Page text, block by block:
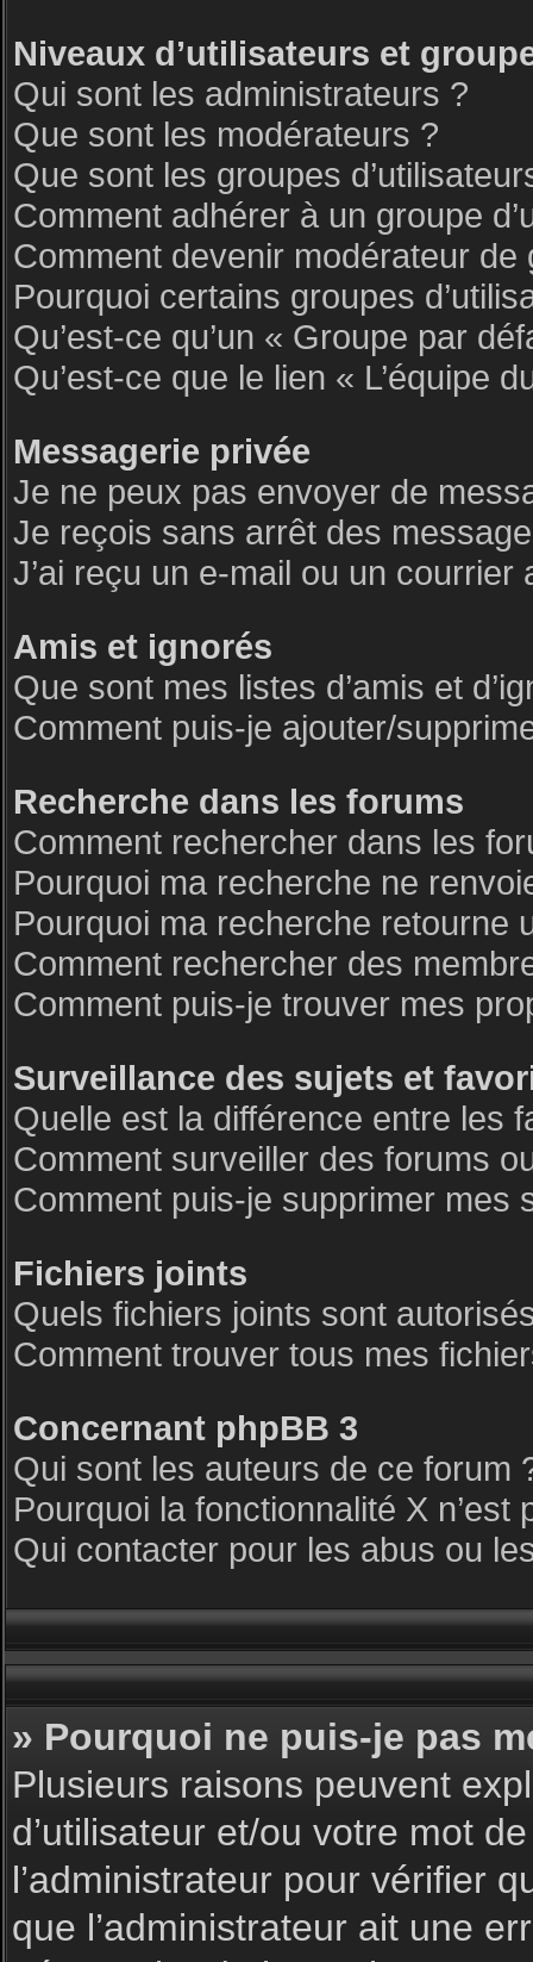
Niveaux d’utilisateurs et
Qui sont les administrateurs ?
Que sont les modérateurs ?
Que sont les groupes
Comment adhérer à un groupe
Comment devenir modérateur de
Pourquoi certains groupes
Qu’est-ce qu’un « Groupe par
Qu’est-ce que le lien « L’équipe
Messagerie privée
Je ne peux pas envoyer de
Je reçois sans arrêt des
J’ai reçu un e-mail ou un courrier
Amis et ignorés
Que sont mes listes d’amis et
Comment puis-je ajouter/
Recherche dans les forums
Comment rechercher dans les
Pourquoi ma recherche ne
Pourquoi ma recherche retourne
Comment rechercher des
Comment puis-je trouver mes
Surveillance des sujets et
Quelle est la différence entre les
Comment surveiller des forums
Comment puis-je supprimer mes
Fichiers joints
Quels fichiers joints sont
Comment trouver tous mes
Concernant phpBB 3
Qui sont les auteurs de ce forum
Pourquoi la fonctionnalité X n’est
Qui contacter pour les abus ou
» Pourquoi ne puis-je pas
Plusieurs raisons peuvent
d’utilisateur et/ou votre mot
l’administrateur pour vérifier
que l’administrateur ait une